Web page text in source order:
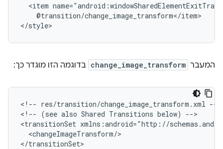
<item
@transition/change_image_transform</item>
</style>
המעבר change_image_transform בדוגמה הזו מוגדר כך:
<!-- res/transition/change_image_transform.xml -->
<!--
(see also Shared Transitions below)
-->
<transitionSet
<changeImageTransform/>
</transitionSet>